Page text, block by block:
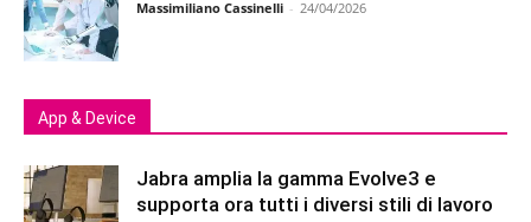
Massimiliano Cassinelli - 24/04/2026
App & Device
Jabra amplia la gamma Evolve3 e
supporta ora tutti i diversi stili di lavoro